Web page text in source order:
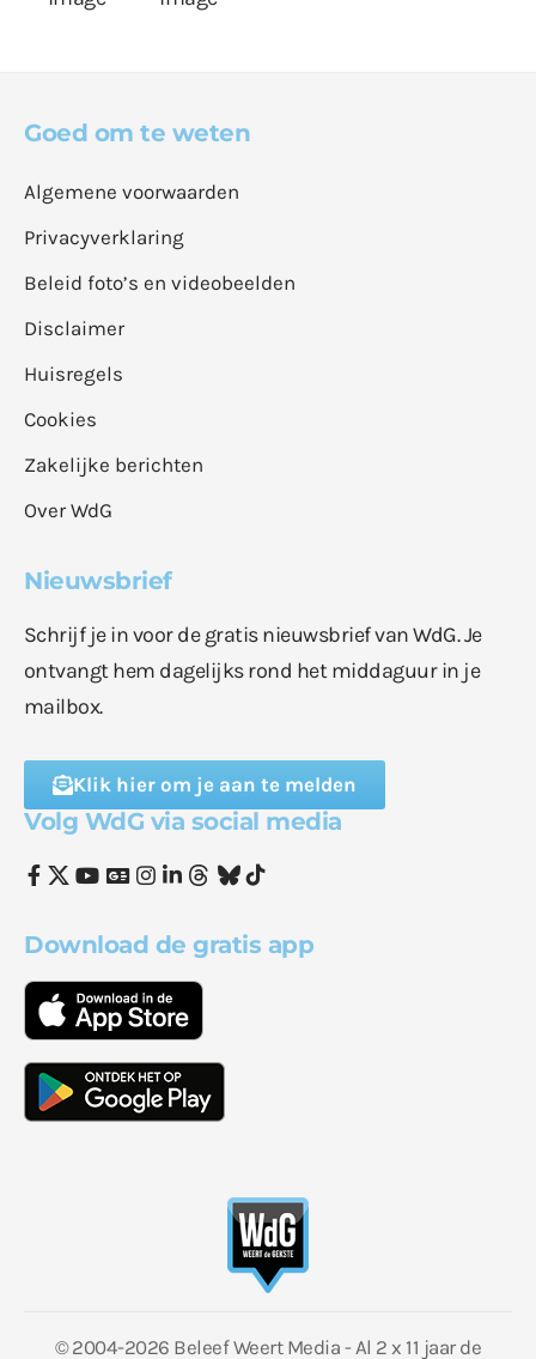
Goed om te weten
Algemene voorwaarden
Privacyverklaring
Beleid foto’s en videobeelden
Disclaimer
Huisregels
Cookies
Zakelijke berichten
Over WdG
Nieuwsbrief
Schrijf je in voor de gratis nieuwsbrief van WdG. Je
ontvangt hem dagelijks rond het middaguur in je
mailbox.
Klik hier om je aan te melden
Volg WdG via social media
Download de gratis app
© 2004-2026 Beleef Weert Media - Al 2 x 11 jaar de